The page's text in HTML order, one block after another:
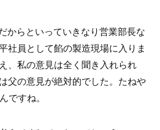
からといっていきなり営業部長な
社員として餡の製造現場に入りま
、私の意見は全く聞き入れられ
父の意見が絶対的でした。たねや
ですね。